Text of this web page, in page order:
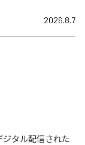
2026.8.7
ジタル配信された